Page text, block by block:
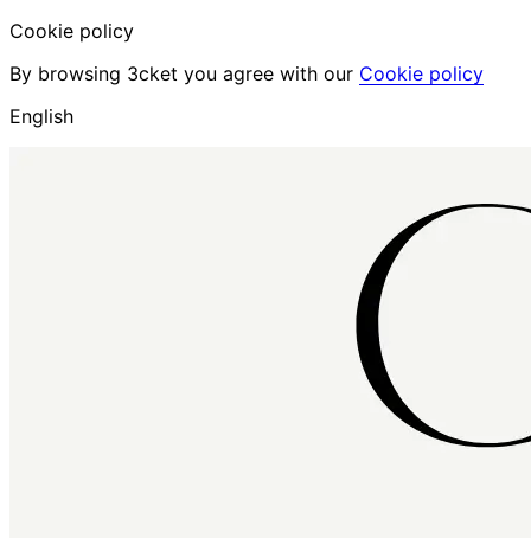
Cookie policy
By browsing 3cket you agree with our Cookie policy
English